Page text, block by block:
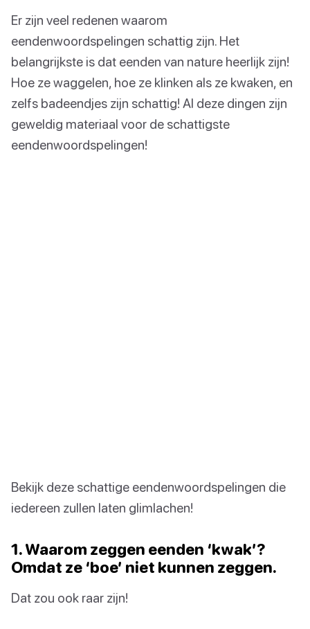
Er zijn veel redenen waarom
eendenwoordspelingen schattig zijn. Het
belangrijkste is dat eenden van nature heerlijk zijn!
Hoe ze waggelen, hoe ze klinken als ze kwaken, en
zelfs badeendjes zijn schattig! Al deze dingen zijn
geweldig materiaal voor de schattigste
eendenwoordspelingen!
Bekijk deze schattige eendenwoordspelingen die
iedereen zullen laten glimlachen!
1. Waarom zeggen eenden ‘kwak’?
Omdat ze ‘boe’ niet kunnen zeggen.
Dat zou ook raar zijn!